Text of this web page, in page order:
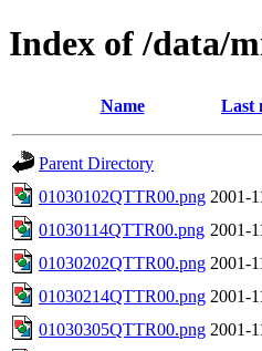
Index of /data/
Name Last
Parent Directory
01030102QTTR00.png 2001-
01030114QTTR00.png 2001-
01030202QTTR00.png 2001-
01030214QTTR00.png 2001-
01030305QTTR00.png 2001-